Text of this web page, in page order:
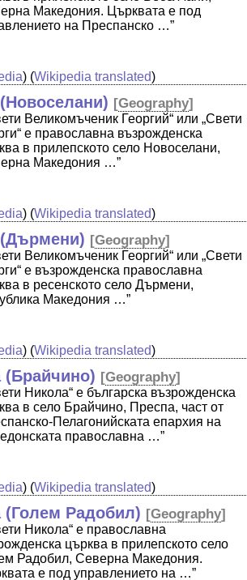
Македония. Църквата е под
на Преспанско …”
) (Wikipedia translated)
[Geography]
Великомъченик Георгий“ или „Свети
е православна възрожденска
в прилепското село Новоселани,
Македония …”
) (Wikipedia translated)
(Дърмени) [Geography]
Великомъченик Георгий“ или „Свети
е възрожденска православна
в ресенското село Дърмени,
Македония …”
) (Wikipedia translated)
(Брайчино) [Geography]
Никола“ е българска възрожденска
в село Брайчино, Преспа, част от
Пелагонийската епархия на
православна …”
) (Wikipedia translated)
(Голем Радобил) [Geography]
Никола“ е православна
църква в прилепското село
Радобил, Северна Македония.
е под управлението на …”